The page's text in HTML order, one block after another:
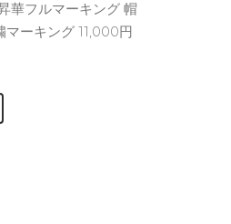
華フルマーキング 帽
ーキング 11,000円